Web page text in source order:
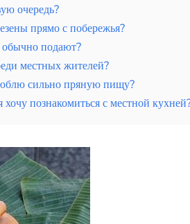
очередь?
прямо с побережья?
подают?
местных жителей?
сильно пряную пищу?
познакомиться с местной